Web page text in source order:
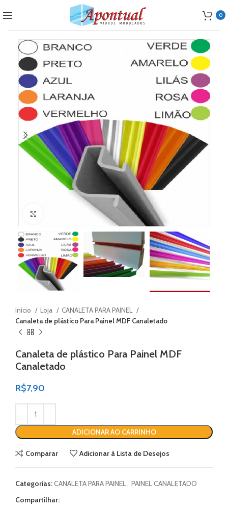
0
Clique para ampliar
Início Loja
CANALETA PARA PAINEL
Canaleta de plástico Para Painel MDF Canaletado
Canaleta de plástico Para Painel MDF
Canaletado
R$7,90
ADICIONAR AO CARRINHO
Comparar Adicionar à Lista de Desejos
Categorias:CANALETA PARA PAINEL, PAINEL CANALETADO
Compartilhar: